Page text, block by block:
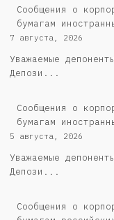
Сообщения о
бумагам
7 августа, 2026
Уважаемые
Депози...
Сообщения о
бумагам
5 августа, 2026
Уважаемые
Депози...
Cообщения о